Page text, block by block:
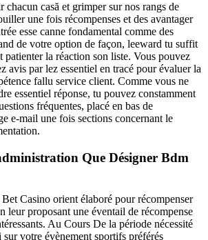
chacun casă et grimper sur nos rangs de
une fois récompenses et des avantager
esse canne fondamental comme des
de votre option de façon, leeward tu suffit
patienter la réaction son liste. Vous pouvez
avis par lez essentiel en tracé pour évaluer la
fallu service client. Comme vous ne
essentiel réponse, tu pouvez constamment
fréquentes, placé en bas de
e-mail une fois sections concernant le
Que Désigner Bdm
Casino orient élaboré pour récompenser
leur proposant une éventail de récompense
Au Cours De la période nécessité
votre évènement sportifs préférés